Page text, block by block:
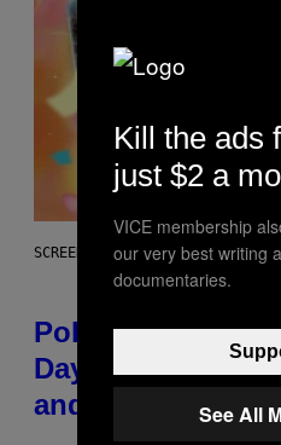
SCREENSHOT: POKEMON GO
Pokémon GO
Day Event Guide
and Special
Kill the ads
just $2 a
VICE membership
our very best writing
documentaries.
See All